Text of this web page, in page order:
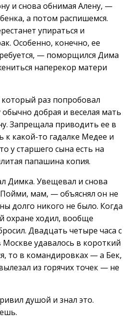
и снова обнимая Алену, —
а потом распишемся.
упираться и
Особенно, конечно, ее
— поморщился Дима
наперекор матери
раз попробовал
добрая и веселая мать
Запрещала приводить ее в
к какой-то гадалке Медее и
у старшего сына есть на
папашина копия.
Димка. Увещевал и снова
мам, — объяснял он не
долго никого не было. Когда
охране ходил, вообще
Двадцать четыре часа с
удавалось в короткий
то в командировках — а Бек,
из горячих точек — не
душой и знал это.